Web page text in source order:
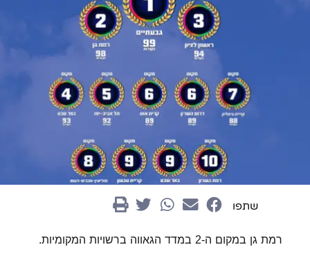
שתפו
רמת גן במקום ה-2 במדד הגאווה ברשויות המקומיות.